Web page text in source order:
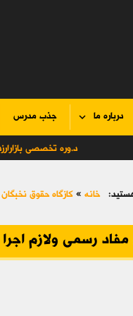
درباره ما جذب مدرس
د.وره تخصصی
خانه » کازگاه حقوق نخبگان
مفاد رسمی ولازم اجرا